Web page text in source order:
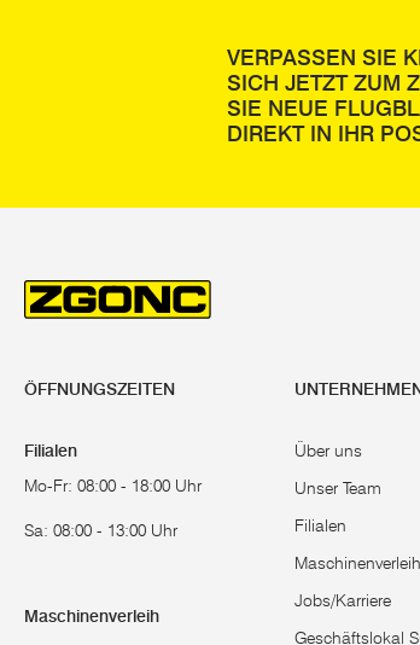
VERPASSEN SIE
SICH JETZT ZUM
SIE NEUE
DIREKT IN IHR
ÖFFNUNGSZEITEN
Filialen
Mo-Fr: 08:00 - 18:00 Uhr
Sa: 08:00 - 13:00 Uhr
Maschinenverleih
Über uns
Unser Team
Filialen
Maschinenverleih
Jobs/Karriere
Geschäftslokal